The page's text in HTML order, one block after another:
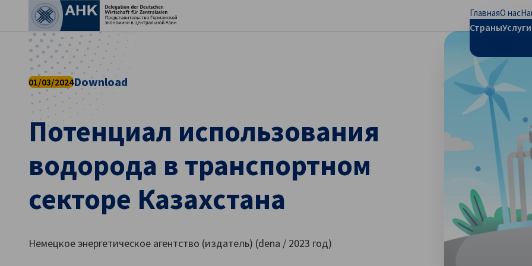
ГлавнаяО нас
СтраныУслуги
Russian
Потенциал использования
водорода в транспортном
секторе Казахстана
01/03/2024Download
Немецкое энергетическое агентство (издатель) (dena / 2023 год)